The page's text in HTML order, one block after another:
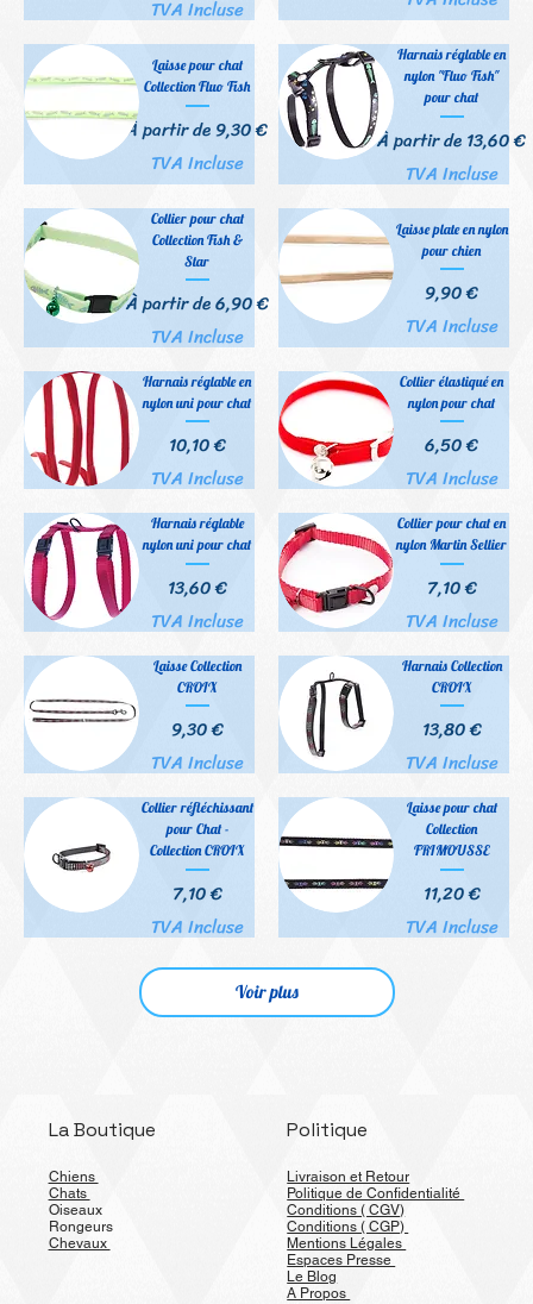
TVA Incluse
Laisse pour chat
Collection Fluo Fish
À partir de9,30 €
Prix promotionnel
TVA Incluse
Harnais réglable en
nylon "Fluo Fish"
pour chat
À partir de13,60 €
Prix promotionnel
TVA Incluse
Collier pour chat
Collection Fish &
Star
À partir de6,90 €
Prix promotionnel
TVA Incluse
Laisse plate en nylon
pour chien
Prix
9,90 €
TVA Incluse
Harnais réglable en
nylon uni pour chat
Prix
10,10 €
TVA Incluse
Collier élastiqué en
nylon pour chat
Prix
6,50 €
TVA Incluse
Harnais réglable
nylon uni pour chat
Prix
13,60 €
TVA Incluse
Collier pour chat en
nylon Martin Sellier
Prix
7,10 €
TVA Incluse
Laisse Collection
CROIX
Prix
9,30 €
TVA Incluse
Harnais Collection
CROIX
Prix
13,80 €
TVA Incluse
Collier réfléchissant
pour Chat -
Collection CROIX
Prix
7,10 €
TVA Incluse
Laisse pour chat
Collection
FRIMOUSSE
Prix
11,20 €
TVA Incluse
Voir plus
La Boutique
Chiens
Chats
Oiseaux
Rongeurs
Chevaux
Politique
Livraison et Retour
Politique de Confidentialité
Conditions ( CGV)
Conditions ( CGP)
Mentions Légales
Espaces Presse
Le Blog
A Propos